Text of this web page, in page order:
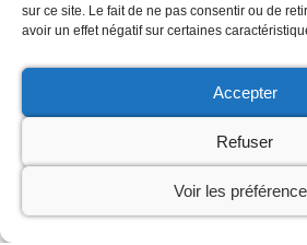
sur ce site. Le fait de ne pas consentir ou de
avoir un effet négatif sur certaines
Accepter
Refuser
Voir les
+33 (0)2 72 47 02 30